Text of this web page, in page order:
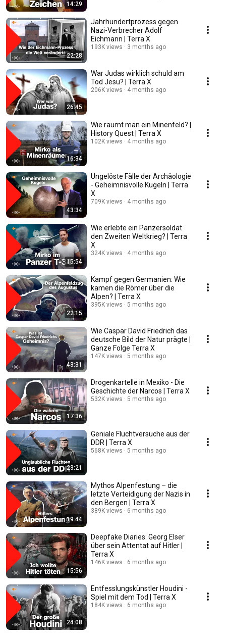
14:29
22:28
Jahrhundertprozess gegen
Nazi-Verbrecher Adolf
Eichmann | Terra X
193K views 3 months ago
26:45
War Judas wirklich schuld am
Tod Jesu? | Terra X
206K views 4 months ago
16:34
Wie räumt man ein Minenfeld? |
History Quest | Terra X
102K views 4 months ago
43:34
Ungelöste Fälle der Archäologie
- Geheimnisvolle Kugeln | Terra
X
709K views 4 months ago
15:54
Wie erlebte ein Panzersoldat
den Zweiten Weltkrieg? | Terra
X
324K views 4 months ago
22:15
Kampf gegen Germanien: Wie
kamen die Römer über die
Alpen? | Terra X
395K views 5 months ago
43:31
Wie Caspar David Friedrich das
deutsche Bild der Natur prägte |
Ganze Folge Terra X
147K views 5 months ago
17:36
Drogenkartelle in Mexiko - Die
Geschichte der Narcos | Terra X
532K views 5 months ago
23:21
Geniale Fluchtversuche aus der
DDR | Terra X
568K views 5 months ago
19:44
Mythos Alpenfestung – die
letzte Verteidigung der Nazis in
den Bergen | Terra X
389K views 6 months ago
15:56
Deepfake Diaries: Georg Elser
über sein Attentat auf Hitler |
Terra X
146K views 6 months ago
24:08
Entfesslungskünstler Houdini -
Spiel mit dem Tod | Terra X
184K views 6 months ago